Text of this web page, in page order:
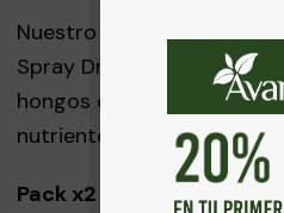
Nuestro polvo se obtiene
Spray Dry que permite
hongos completos, sin
nutrientes.
Pack x2 Cola de Pavo. 2